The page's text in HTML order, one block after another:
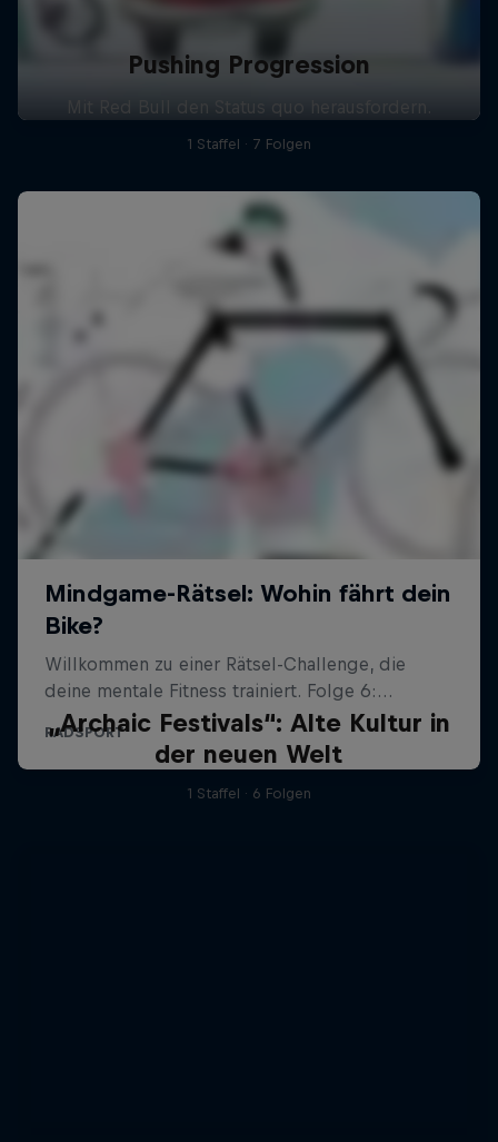
Pushing Progression
Mit Red Bull den Status quo herausfordern.
1 Staffel · 7 Folgen
„Archaic Festivals“: Alte Kultur in
der neuen Welt
1 Staffel · 6 Folgen